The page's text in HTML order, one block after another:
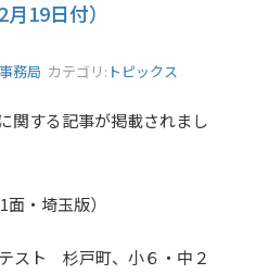
19日付）
務局 カテゴリ: トピックス
関する記事が掲載されまし
・埼玉版）
スト 杉戸町、小６・中２